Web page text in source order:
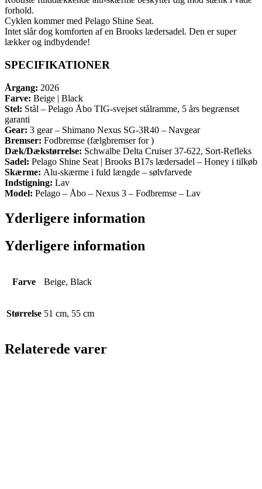
forhold.
Cyklen kommer med Pelago Shine Seat.
Intet slår dog komforten af en Brooks lædersadel. Den er super
lækker og indbydende!
SPECIFIKATIONER
Årgang: 2026
Farve: Beige | Black
Stel: Stål – Pelago Åbo TIG-svejset stålramme, 5 års begrænset
garanti
Gear: 3 gear – Shimano Nexus SG-3R40 – Navgear
Bremser: Fodbremse (fælgbremser for )
Dæk/Dækstørrelse: Schwalbe Delta Cruiser 37-622, Sort-Refleks
Sadel: Pelago Shine Seat | Brooks B17s lædersadel – Honey i tilkøb
Skærme: Alu-skærme i fuld længde – sølvfarvede
Indstigning: Lav
Model: Pelago – Åbo – Nexus 3 – Fodbremse – Lav
Yderligere information
Yderligere information
Farve Beige, Black
Størrelse 51 cm, 55 cm
Relaterede varer